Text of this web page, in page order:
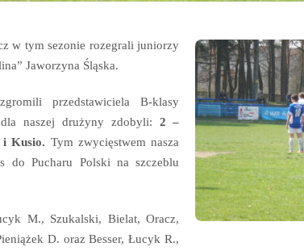
w tym sezonie rozegrali juniorzy
Jaworzyna Śląska.
przedstawiciela B-klasy
naszej drużyny zdobyli: 2 –
Kusio. Tym zwycięstwem nasza
do Pucharu Polski na szczeblu
M., Szukalski, Bielat, Oracz,
D. oraz Besser, Łucyk R.,